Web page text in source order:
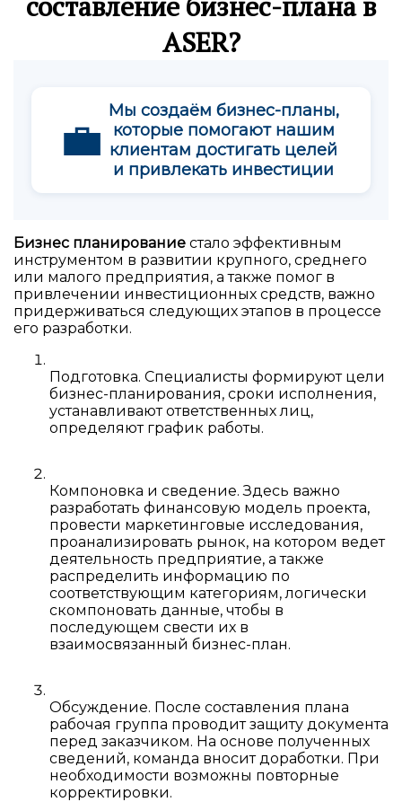
ASER?
💼
Мы создаём бизнес-планы,
которые помогают нашим
клиентам достигать целей
и привлекать инвестиции
Бизнес планирование стало эффективным
инструментом в развитии крупного, среднего
или малого предприятия, а также помог в
привлечении инвестиционных средств, важно
придерживаться следующих этапов в процессе
его разработки.
Подготовка. Специалисты формируют цели
бизнес-планирования, сроки исполнения,
устанавливают ответственных лиц,
определяют график работы.
Компоновка и сведение. Здесь важно
разработать финансовую модель проекта,
провести маркетинговые исследования,
проанализировать рынок, на котором ведет
деятельность предприятие, а также
распределить информацию по
соответствующим категориям, логически
скомпоновать данные, чтобы в
последующем свести их в
взаимосвязанный бизнес-план.
Обсуждение. После составления плана
рабочая группа проводит защиту документа
перед заказчиком. На основе полученных
сведений, команда вносит доработки. При
необходимости возможны повторные
корректировки.